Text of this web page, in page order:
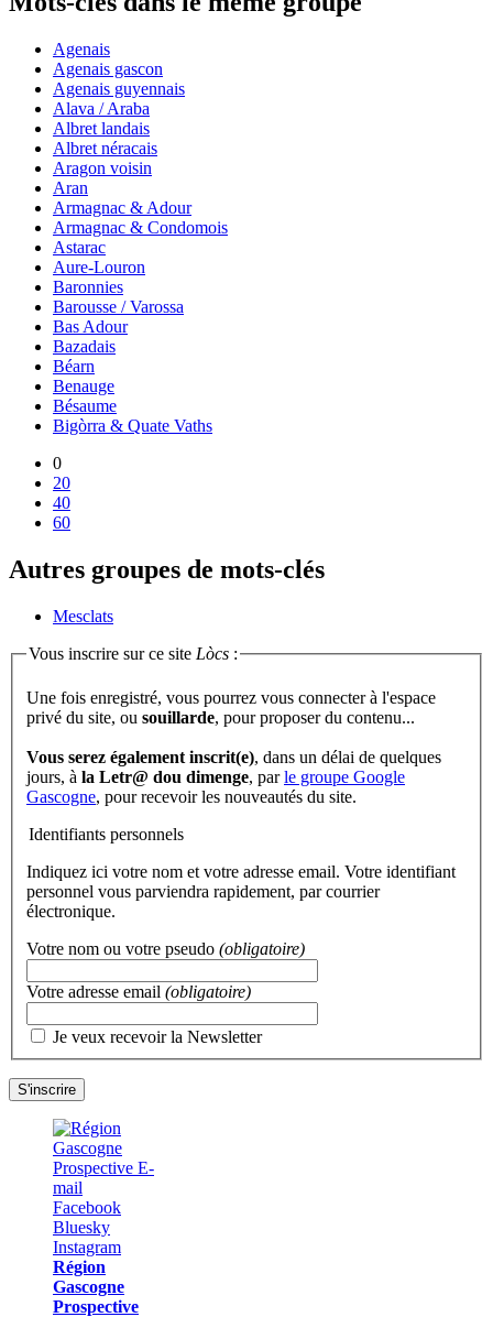
Agenais
Agenais gascon
Agenais guyennais
Alava / Araba
Albret landais
Albret néracais
Aragon voisin
Aran
Armagnac & Adour
Armagnac & Condomois
Astarac
Aure-Louron
Baronnies
Barousse / Varossa
Bas Adour
Bazadais
Béarn
Benauge
Bésaume
Bigòrra & Quate Vaths
0
20
40
60
Autres groupes de mots-clés
Mesclats
Vous inscrire sur ce site Lòcs :
Une fois enregistré, vous pourrez vous connecter à l'espace
privé du site, ou souillarde , pour proposer du contenu...
Vous serez également inscrit(e), dans un délai de quelques
jours, à la Letr@ dou dimenge, parle groupe Google
Gascogne, pour recevoir les nouveautés du site.
Identifiants personnels
Indiquez ici votre nom et votre adresse email. Votre identifiant
personnel vous parviendra rapidement, par courrier
électronique.
Votre nom ou votre pseudo (obligatoire)
Votre adresse email (obligatoire)
Je veux recevoir la Newsletter
Région
Gascogne
Prospective